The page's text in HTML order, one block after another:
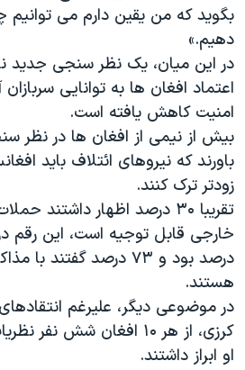
بگوید که من یقین دارم می توانیم
دهیم.»
در این میان، یک نظر سنجی جدید
اعتماد افغان ها به توانایی
امنیت کاهش یافته است.
بیش از نیمی از افغان ها در نظر
زودتر ترک کنند.
تقریبا ۳۰ درصد اظهار
درصد بود و ۷۳ درصد گفتند
هستند.
در موضوعی دیگر، علیرغم انتقادهای
کرزی، از هر ۱۰ افغان شش
او ابراز داشتند.